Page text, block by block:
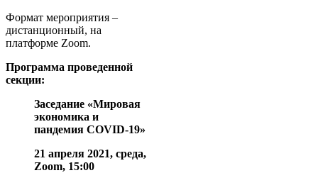
Формат мероприятия –
дистанционный, на
платформе Zoom.
Программа проведенной
секции:
Заседание «Мировая
экономика и
пандемия COVID-19»
21 апреля 2021, среда,
Zoom, 15:00